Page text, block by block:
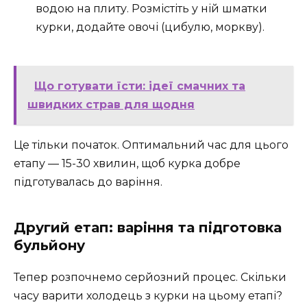
водою на плиту. Розмістіть у ній шматки
курки, додайте овочі (цибулю, моркву).
Що готувати їсти: ідеї смачних та
швидких страв для щодня
Це тільки початок. Оптимальний час для цього
етапу — 15-30 хвилин, щоб курка добре
підготувалась до варіння.
Другий етап: варіння та підготовка
бульйону
Тепер розпочнемо серйозний процес. Скільки
часу варити холодець з курки на цьому етапі?